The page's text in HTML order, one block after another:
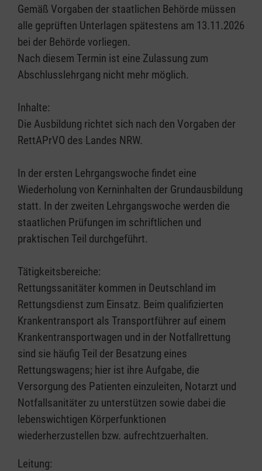
Gemäß Vorgaben der staatlichen Behörde müssen
alle geprüften Unterlagen spätestens am 13.11.2026
bei der Behörde vorliegen.
Nach diesem Termin ist eine Zulassung zum
Abschlusslehrgang nicht mehr möglich.
Inhalte:
Die Ausbildung richtet sich nach den Vorgaben der
RettAPrVO des Landes NRW.
In der ersten Lehrgangswoche findet eine
Wiederholung von Kerninhalten der Grundausbildung
statt. In der zweiten Lehrgangswoche werden die
staatlichen Prüfungen im schriftlichen und
praktischen Teil durchgeführt.
Tätigkeitsbereiche:
Rettungssanitäter kommen in Deutschland im
Rettungsdienst zum Einsatz. Beim qualifizierten
Krankentransport als Transportführer auf einem
Krankentransportwagen und in der Notfallrettung
sind sie häufig Teil der Besatzung eines
Rettungswagens; hier ist ihre Aufgabe, die
Versorgung des Patienten einzuleiten, Notarzt und
Notfallsanitäter zu unterstützen sowie dabei die
lebenswichtigen Körperfunktionen
wiederherzustellen bzw. aufrechtzuerhalten.
Leitung: